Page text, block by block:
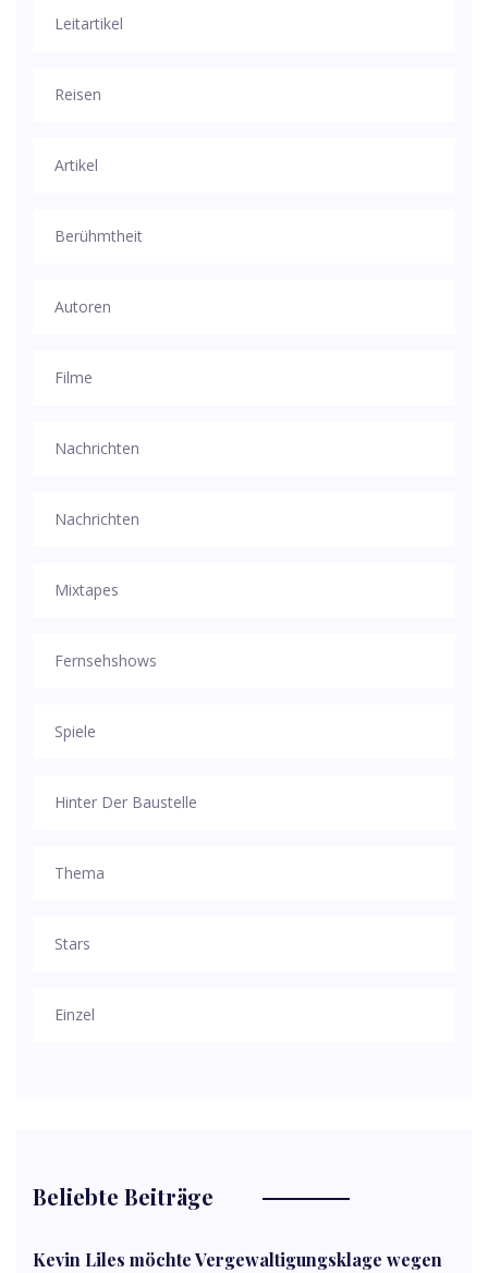
Leitartikel
Reisen
Artikel
Berühmtheit
Autoren
Filme
Nachrichten
Nachrichten
Mixtapes
Fernsehshows
Spiele
Hinter Der Baustelle
Thema
Stars
Einzel
Beliebte Beiträge
Kevin Liles möchte Vergewaltigungsklage wegen